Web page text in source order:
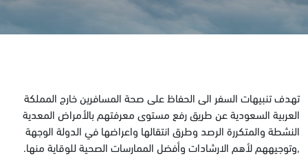
تهدف تنبيهات السفر الى الحفاظ على صحة المسافرين خارج المملكة
العربية السعودية عن طريق رفع مستوى معرفتهم بالأمراض المعدية
النشطة والمتكررة الرصد وطرق انتقالها واعراضها في الدولة الوجهة
,وتوجيههم لأهم الارشادات وأفضل الممارسات الصحية للوقاية منها.